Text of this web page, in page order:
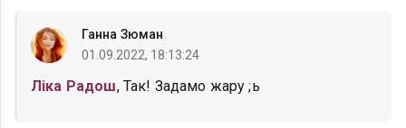
Ганна Зюман
01.09.2022, 18:13:24
Ліка Радош, Так! Задамо жару ;ь